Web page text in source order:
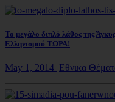
Το μεγάλο διπλό λάθος της
Ελληνισμού ΤΩΡΑ!
May 1, 2014 Εθνικα